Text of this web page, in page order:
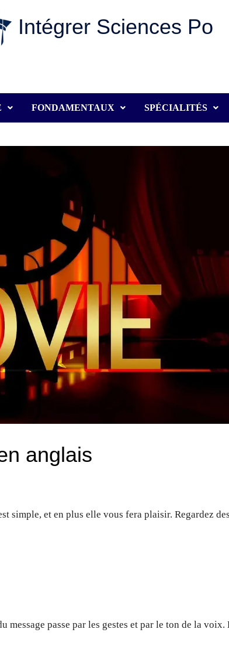
Intégrer Sciences Po
FONDAMENTAUX SPÉCIALITÉS
anglais
simple, et en plus elle vous fera plaisir. Regardez des
passe par les gestes et par le ton de la voix.